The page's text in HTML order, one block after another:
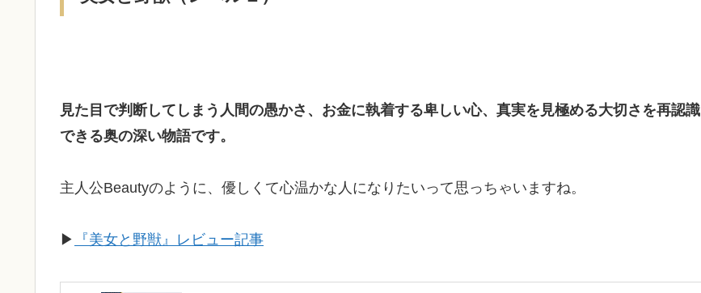
見た目で判断してしまう人間の愚かさ、お金に執着する卑しい心、真実を見極める大切さを再認識
できる奥の深い物語です。
主人公Beautyのように、優しくて心温かな人になりたいって思っちゃいますね。
▶︎ 『美女と野獣』レビュー記事